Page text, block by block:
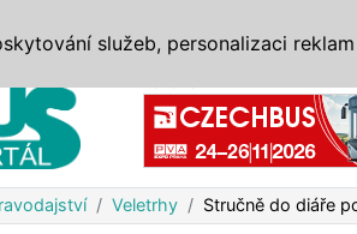
Veletrhy Stručně do diáře
služeb, personalizaci